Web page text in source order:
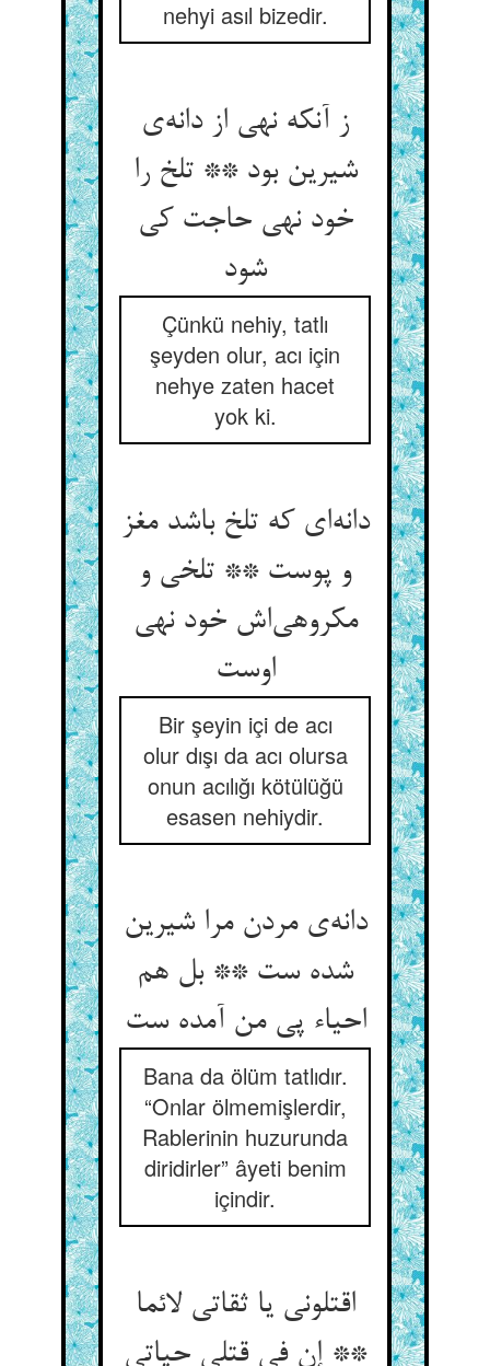
nehyi asıl bizedir.
ز آنکه نهی از دانه‌‌ی
شیرین بود ** تلخ را
خود نهی حاجت کی
شود
Çünkü nehiy, tatlı
şeyden olur, acı için
nehye zaten hacet
yok ki.
دانه‌‌ای که تلخ باشد مغز
و پوست ** تلخی و
مکروهی‌‌اش خود نهی
اوست‌‌
Bir şeyin içi de acı
olur dışı da acı olursa
onun acılığı kötülüğü
esasen nehiydir.
دانه‌‌ی مردن مرا شیرین
شده ست ** بل هم
احیاء پی من آمده ست‌‌
Bana da ölüm tatlıdır.
“Onlar ölmemişlerdir,
Rablerinin huzurunda
diridirler” âyeti benim
içindir.
اقتلونی یا ثقاتی لائما
** إن فی قتلی حیاتی